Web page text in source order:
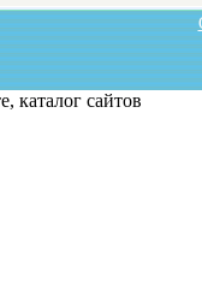
каталог сайтов